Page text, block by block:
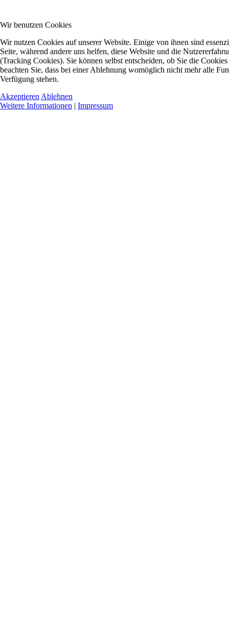
Wir benutzen Cookies
Wir nutzen Cookies auf unserer Website. Einige von ihnen sind
Seite, während andere uns helfen, diese Website und die
(Tracking Cookies). Sie können selbst entscheiden, ob Sie die
beachten Sie, dass bei einer Ablehnung womöglich nicht mehr alle
Verfügung stehen.
Akzeptieren Ablehnen
Weitere Informationen | Impressum